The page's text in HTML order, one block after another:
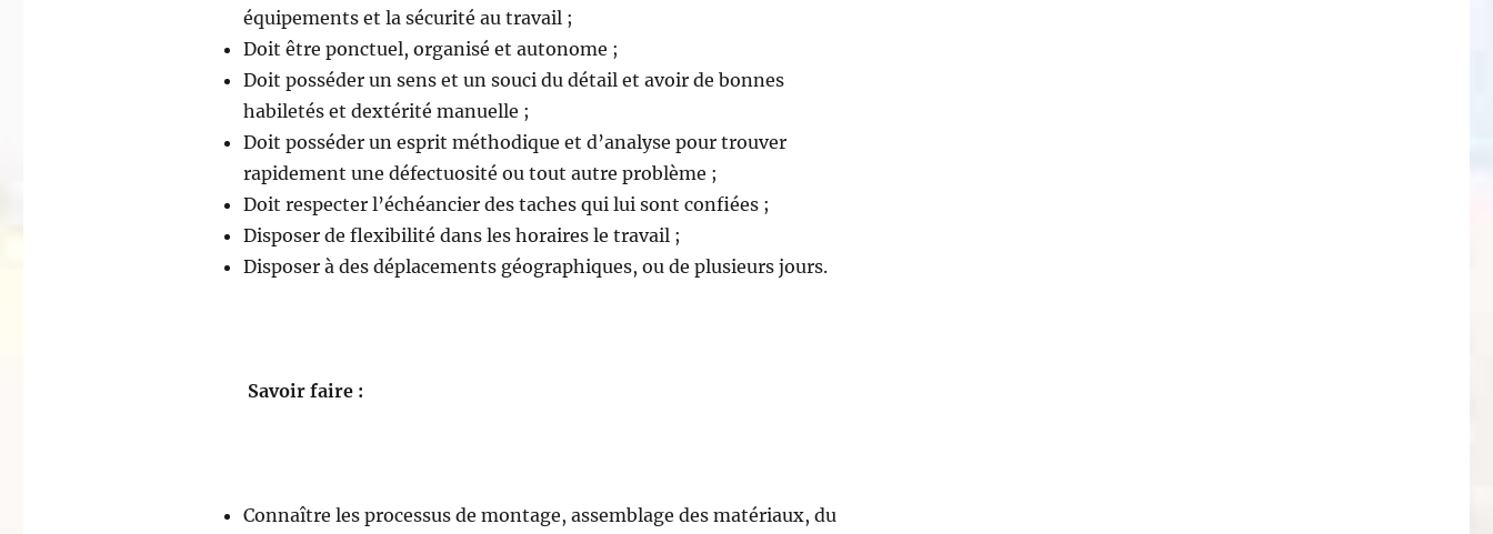
équipements et la sécurité au travail ;
Doit être ponctuel, organisé et autonome ;
Doit posséder un sens et un souci du détail et avoir de bonnes
habiletés et dextérité manuelle ;
Doit posséder un esprit méthodique et d’analyse pour trouver
rapidement une défectuosité ou tout autre problème ;
Doit respecter l’échéancier des taches qui lui sont confiées ;
Disposer de flexibilité dans les horaires le travail ;
Disposer à des déplacements géographiques, ou de plusieurs jours.
Savoir faire :
Connaître les processus de montage, assemblage des matériaux, du